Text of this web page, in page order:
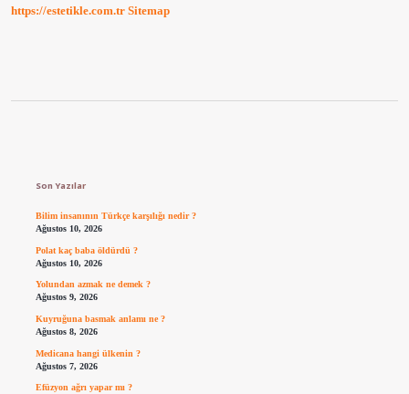
https://estetikle.com.tr Sitemap
Son Yazılar
Bilim insanının Türkçe karşılığı nedir ?
Ağustos 10, 2026
Polat kaç baba öldürdü ?
Ağustos 10, 2026
Yolundan azmak ne demek ?
Ağustos 9, 2026
Kuyruğuna basmak anlamı ne ?
Ağustos 8, 2026
Medicana hangi ülkenin ?
Ağustos 7, 2026
Efüzyon ağrı yapar mı ?